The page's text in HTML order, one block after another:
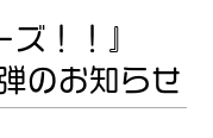
ズ！！』
のお知らせ